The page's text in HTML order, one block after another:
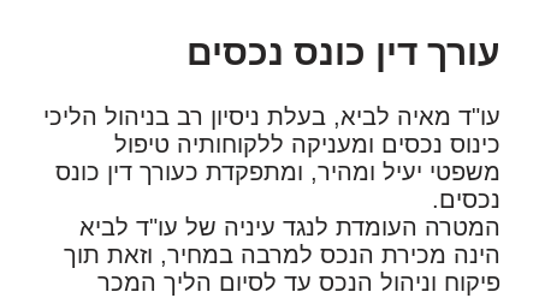
עורך דין כונס נכסים
עו"ד מאיה לביא, בעלת ניסיון רב בניהול הליכי
כינוס נכסים ומעניקה ללקוחותיה טיפול
משפטי יעיל ומהיר, ומתפקדת כעורך דין כונס
נכסים.
המטרה העומדת לנגד עיניה של עו"ד לביא
הינה מכירת הנכס למרבה במחיר, וזאת תוך
פיקוח וניהול הנכס עד לסיום הליך המכר